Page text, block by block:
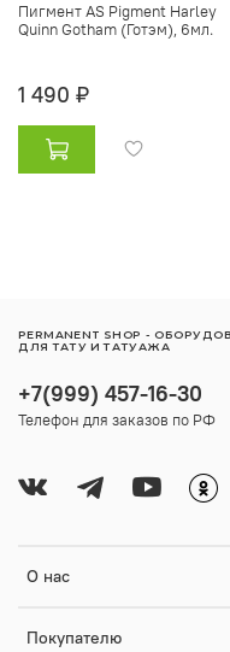
Пигмент AS Pigment Harley
Quinn Gotham (Готэм), 6мл.
1 490 ₽
О нас
Покупателю
+7(999) 457-16-30
Телефон для заказов по РФ
PERMANENT SHOP -
ДЛЯ ТАТУ И ТАТУАЖА